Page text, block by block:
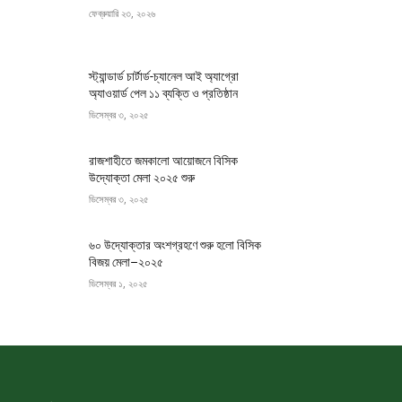
ফেব্রুয়ারি ২৩, ২০২৬
স্ট্যান্ডার্ড চার্টার্ড-চ্যানেল আই অ্যাগ্রো
অ্যাওয়ার্ড পেল ১১ ব্যক্তি ও প্রতিষ্ঠান
ডিসেম্বর ৩, ২০২৫
রাজশাহীতে জমকালো আয়োজনে বিসিক
উদ্যোক্তা মেলা ২০২৫ শুরু
ডিসেম্বর ৩, ২০২৫
৬০ উদ্যোক্তার অংশগ্রহণে শুরু হলো বিসিক
বিজয় মেলা–২০২৫
ডিসেম্বর ১, ২০২৫